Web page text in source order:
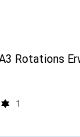
Rotations
1